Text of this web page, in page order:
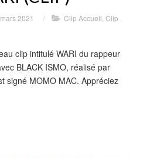
2021 / Clip Accueil Clip
clip intitulé WARI du rappeur
BLACK ISMO, réalisé par
signé MOMO MAC. Appréciez